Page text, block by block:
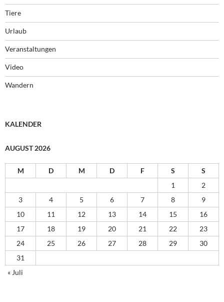
Tiere
Urlaub
Veranstaltungen
Video
Wandern
KALENDER
AUGUST 2026
M D M D F S
S
1
2
3
4 5 6 7 8
9
10
11 12 13 14 15
16
17
18 19 20 21 22
23
24
25 26 27 28 29
30
31
« Juli